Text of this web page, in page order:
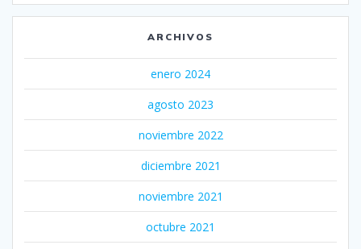
ARCHIVOS
enero 2024
agosto 2023
noviembre 2022
diciembre 2021
noviembre 2021
octubre 2021